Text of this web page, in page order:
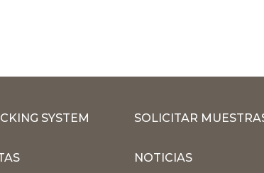
SYSTEM SOLICITAR
NOTICIAS